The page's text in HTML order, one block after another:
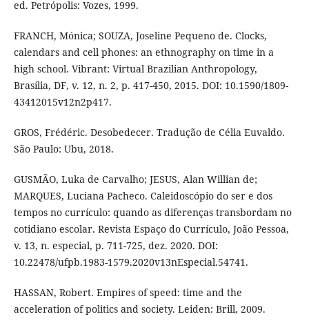
ed. Petrópolis: Vozes, 1999.
FRANCH, Mónica; SOUZA, Joseline Pequeno de. Clocks,
calendars and cell phones: an ethnography on time in a
high school. Vibrant: Virtual Brazilian Anthropology,
Brasília, DF, v. 12, n. 2, p. 417-450, 2015. DOI: 10.1590/1809-
43412015v12n2p417.
GROS, Frédéric. Desobedecer. Tradução de Célia Euvaldo.
São Paulo: Ubu, 2018.
GUSMÃO, Luka de Carvalho; JESUS, Alan Willian de;
MARQUES, Luciana Pacheco. Caleidoscópio do ser e dos
tempos no currículo: quando as diferenças transbordam no
cotidiano escolar. Revista Espaço do Currículo, João Pessoa,
v. 13, n. especial, p. 711-725, dez. 2020. DOI:
10.22478/ufpb.1983-1579.2020v13nEspecial.54741.
HASSAN, Robert. Empires of speed: time and the
acceleration of politics and society. Leiden: Brill, 2009.